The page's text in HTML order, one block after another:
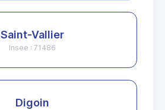
Saint-Vallier
Insee : 71486
Digoin